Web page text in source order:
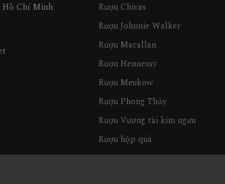
Hồ Chí Minh
Rượu Chivas
Rượu Johnnie Walker
Rượu Macallan
Rượu Hennessy
Rượu Meukow
Rượu Phong Thủy
Rượu Vương tài kim ngưu
Rượu hộp quà